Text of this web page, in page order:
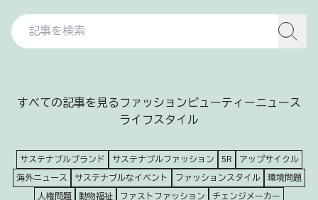
すべての記事を見る ファッションビューティーニュース
ライフスタイル
サステナブルブランド サステナブルファッション 5R
アップサイクル
海外ニュース
サステナブルなイベント ファッションスタイル
環境問題
人権問題
動物福祉 ファストファッション
チェンジメーカー